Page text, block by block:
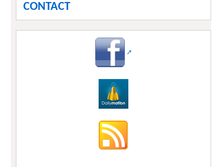
CONTACT